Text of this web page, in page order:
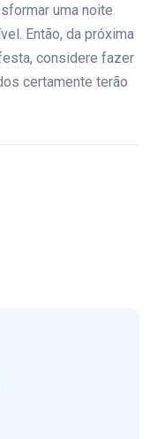
uma noite
Então, da próxima
considere fazer
certamente terão